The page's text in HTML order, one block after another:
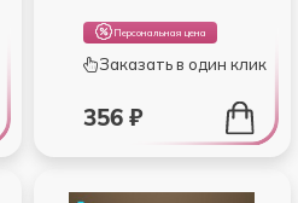
Персональная цена
Заказать в один клик
356 ₽